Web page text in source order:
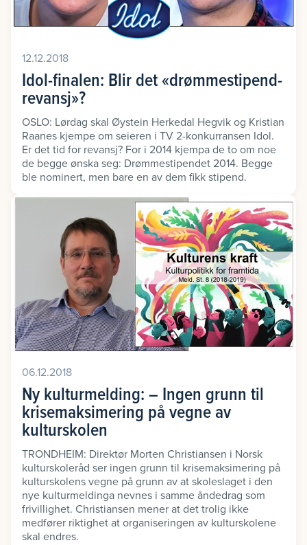
12.12.2018
Idol-finalen: Blir det «drømmestipend-
revansj»?
OSLO: Lørdag skal Øystein Herkedal Hegvik og Kristian
Raanes kjempe om seieren i TV 2-konkurransen Idol.
Er det tid for revansj? For i 2014 kjempa de to om noe
de begge ønska seg: Drømmestipendet 2014. Begge
ble nominert, men bare en av dem fikk stipend.
06.12.2018
Ny kulturmelding: – Ingen grunn til
krisemaksimering på vegne av
kulturskolen
TRONDHEIM: Direktør Morten Christiansen i Norsk
kulturskoleråd ser ingen grunn til krisemaksimering på
kulturskolens vegne på grunn av at skoleslaget i den
nye kulturmeldinga nevnes i samme åndedrag som
frivillighet. Christiansen mener at det trolig ikke
medfører riktighet at organiseringen av kulturskolene
skal endres.